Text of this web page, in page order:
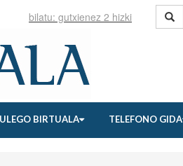
BIRTUALA TELEFONO GIDA